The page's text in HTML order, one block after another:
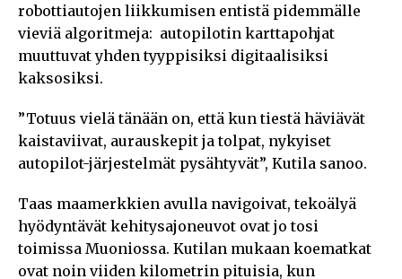
robottiautojen liikkumisen entistä pidemmälle
vieviä algoritmeja: autopilotin karttapohjat
muuttuvat yhden tyyppisiksi digitaalisiksi
kaksosiksi.
”Totuus vielä tänään on, että kun tiestä häviävät
kaistaviivat, aurauskepit ja tolpat, nykyiset
autopilot-järjestelmät pysähtyvät”, Kutila sanoo.
Taas maamerkkien avulla navigoivat, tekoälyä
hyödyntävät kehitysajoneuvot ovat jo tosi
toimissa Muoniossa. Kutilan mukaan koematkat
ovat noin viiden kilometrin pituisia, kun